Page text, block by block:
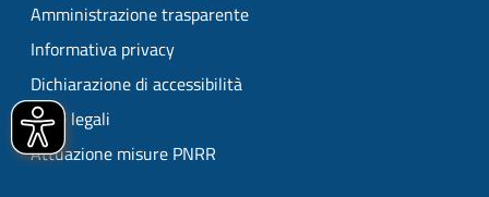
Amministrazione trasparente
Informativa privacy
Dichiarazione di accessibilità
Note legali
Attuazione misure PNRR